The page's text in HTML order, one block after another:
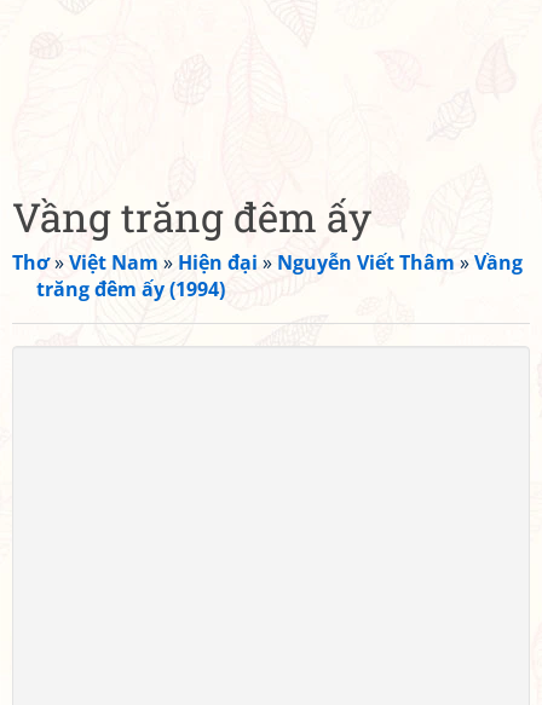
Vầng trăng đêm ấy
Thơ»Việt Nam » Hiện đại » Nguyễn Viết Thâm »Vầng
trăng đêm ấy (1994)